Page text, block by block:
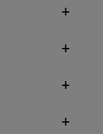
+
+
+
+